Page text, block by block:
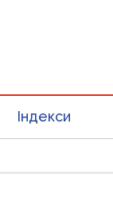
Індекси